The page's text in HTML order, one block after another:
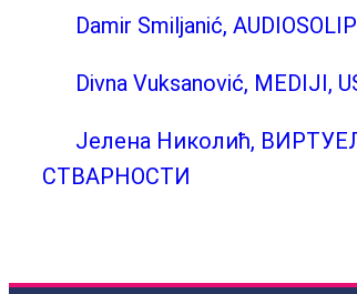
Damir Smiljanić,
Divna Vuksanović, MEDIJI,
Јелена Николић,
СТВАРНОСТИ